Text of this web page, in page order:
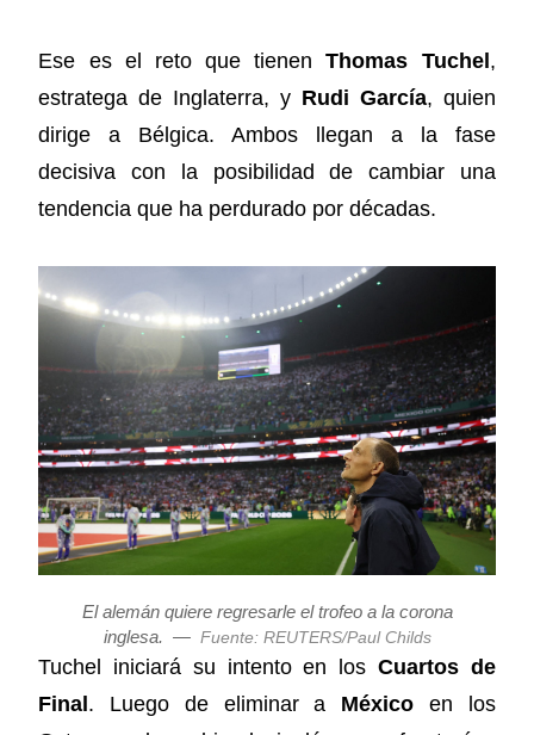
Ese es el reto que tienenThomas Tuchel ,
estratega de Inglaterra, y Rudi García, quien
dirige a Bélgica. Ambos llegan a la fase
decisiva con la posibilidad de cambiar una
tendencia que ha perdurado por décadas.
El alemán quiere regresarle el trofeo a la corona
inglesa. — Fuente: REUTERS/Paul Childs
Tuchel iniciará su intento en los Cuartos de
Final . Luego de eliminar a México en los